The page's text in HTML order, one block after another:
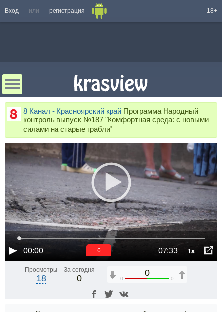
Вход или регистрация 18+
8 Канал - Красноярский край Программа Народный
контроль выпуск №187 "Комфортная среда: с новыми
силами на старые грабли"
00:00 07:33 1x
5
Просмотры
18
За сегодня
0
0
0 0